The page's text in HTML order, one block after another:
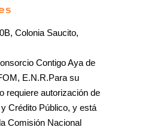
Colonia Saucito,
Contigo Aya de
E.N.R.Para su
requiere autorización de
Crédito Público, y está
Comisión Nacional